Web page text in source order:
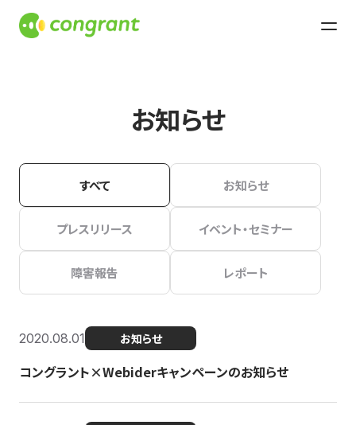
お知らせ
すべて お知らせ
プレスリリース イベント・セミナー
障害報告 レポート
2020.08.01 お知らせ
コングラント×Webiderキャンペーンのお知らせ